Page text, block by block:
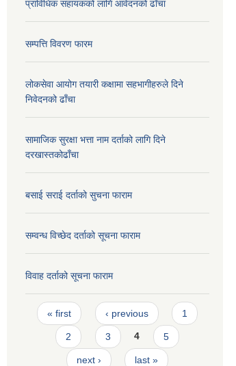
प्राविधिक सहायकको लागि आवेदनको ढाँचा
सम्पत्ति विवरण फारम
लोकसेवा आयोग तयारी कक्षामा सहभागीहरुले दिने
निवेदनको ढाँचा
सामाजिक सुरक्षा भत्ता नाम दर्ताको लागि दिने
दरखास्तकोढाँचा
बसाई सराई दर्ताको सुचना फाराम
सम्वन्ध विच्छेद दर्ताको सूचना फाराम
विवाह दर्ताको सूचना फाराम
Pages
« first ‹ previous 1
2 3 4 5
next › last »